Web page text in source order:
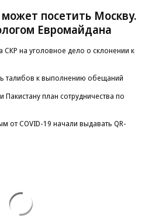
посетить Москву.
Евромайдана
СКР на уголовное дело о склонении к
талибов к выполнению обещаний
план сотрудничества по
от COVID-19 начали выдавать QR-